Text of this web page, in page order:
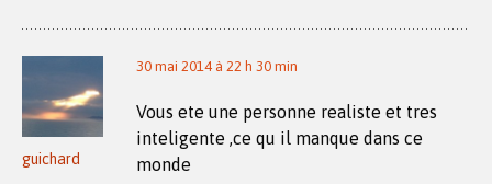
guichard
30 mai 2014 à 22 h 30 min
Vous ete une personne realiste et tres
inteligente ,ce qu il manque dans ce
monde